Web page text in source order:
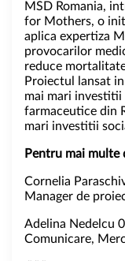
MSD Romania,
for Mothers, o
aplica expertiza
provocarilor
reduce
Proiectul lansat
mai mari investitii
farmaceutice din
mari investitii
Pentru mai multe
Cornelia
Manager de
Adelina Nedelcu
Comunicare,